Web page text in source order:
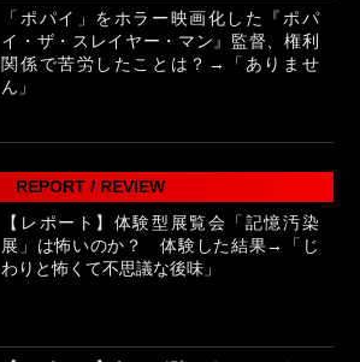
「ポパイ」をホラー映画化した『ポパ
イ・ザ・スレイヤー・マン』監督、権利
関係で苦労したことは？→「ありませ
ん」
REPORT / REVIEW
【レポート】体験型展覧会「記憶汚染
展」は怖いのか？ 体験した結果→「じ
わりと怖くて不思議な後味」